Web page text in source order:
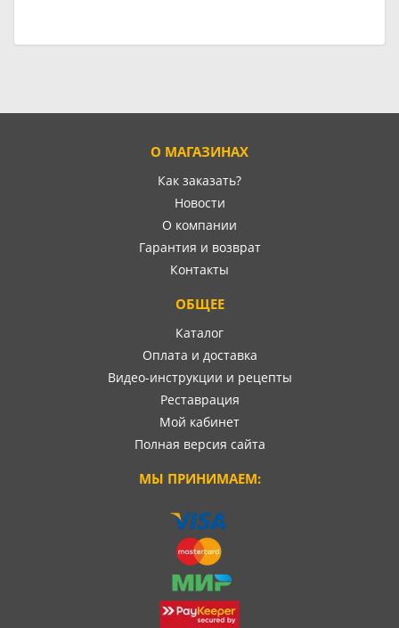
О МАГАЗИНАХ
Как заказать?
Новости
О компании
Гарантия и возврат
Контакты
ОБЩЕЕ
Каталог
Оплата и доставка
Видео-инструкции и рецепты
Реставрация
Мой кабинет
Полная версия сайта
МЫ ПРИНИМАЕМ: